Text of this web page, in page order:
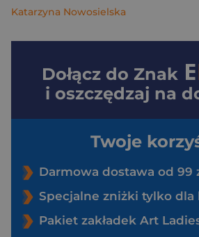
Katarzyna Nowosielska
Dołącz do Znak
i oszczędzaj na
Twoje
Darmowa dostawa od 99
Specjalne zniżki tylko
Pakiet zakładek Art Ladies